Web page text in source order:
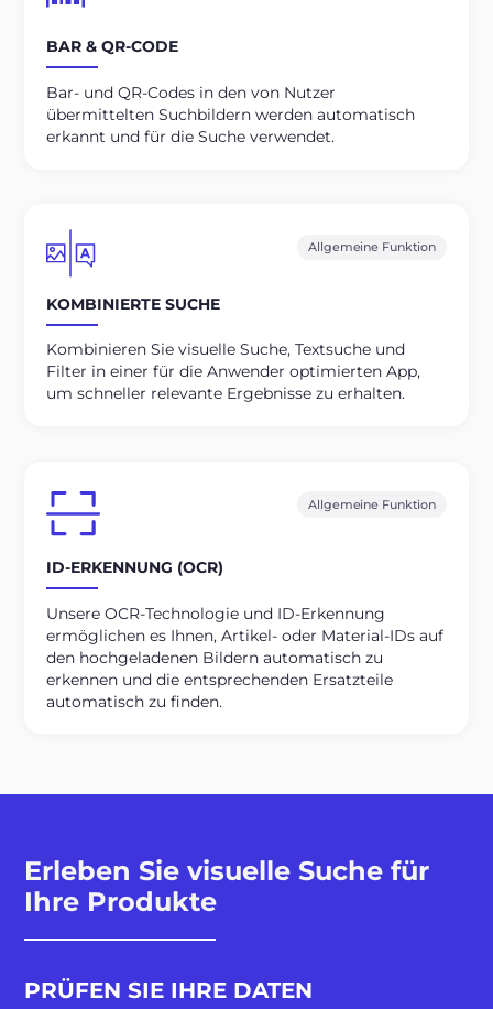
BAR & QR-CODE
Bar- und QR-Codes in den von Nutzer
übermittelten Suchbildern werden automatisch
erkannt und für die Suche verwendet.
Allgemeine Funktion
KOMBINIERTE SUCHE
Kombinieren Sie visuelle Suche, Textsuche und
Filter in einer für die Anwender optimierten App,
um schneller relevante Ergebnisse zu erhalten.
Allgemeine Funktion
ID-ERKENNUNG (OCR)
Unsere OCR-Technologie und ID-Erkennung
ermöglichen es Ihnen, Artikel- oder Material-IDs auf
den hochgeladenen Bildern automatisch zu
erkennen und die entsprechenden Ersatzteile
automatisch zu finden.
Erleben Sie visuelle Suche für
Ihre Produkte
PRÜFEN SIE IHRE DATEN